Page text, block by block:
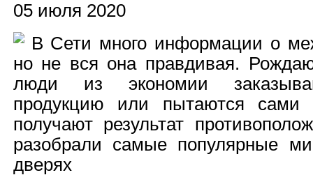
05 июля 2020
В Сети много информации о
но не вся она правдивая.
люди из экономии
продукцию или пытаются сами
получают результат
разобрали самые популярные
дверях